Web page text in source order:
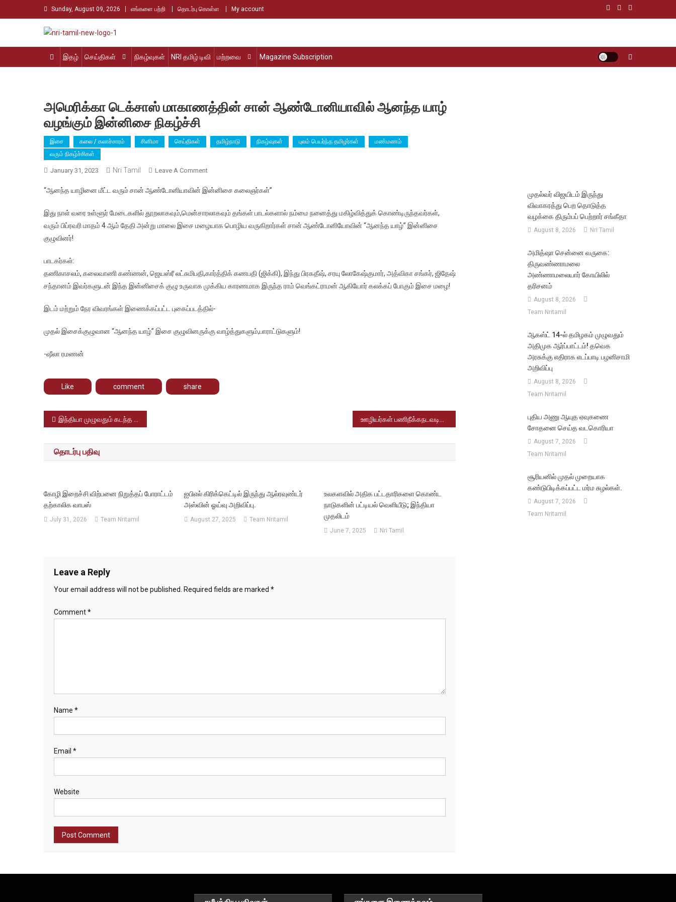
to
Sunday, August 09, 2026 எங்களை பற்றி தொடர்பு கொள்ள My account
Nri Tamil
உலக தமிழர்களின் உரத்த குரல்
இதழ்
செய்திகள் நிகழ்வுகள் NRI தமிழ் டிவி மற்றவை Magazine Subscription
அமெரிக்கா டெக்சாஸ் மாகாணத்தின் சான் ஆண்டோனியாவில் ஆனந்த யாழ்
வழங்கும் இன்னிசை நிகழ்ச்சி
இசை கலை / கலாச்சாரம் சினிமா செய்திகள் தமிழ்நாடு நிகழ்வுகள் புலம் பெயர்ந்த தமிழர்கள்
மண்மணம்
வரும் நிகழ்ச்சிகள்
January 31, 2023 Nri Tamil Leave A CommentOn
டெக்சாஸ்
சான்
ஆண்டோனியாவில்
இன்னிசை
நிகழ்ச்சி
“ஆனந்த யாழினை மீட்ட வரும் சான் ஆண்டோனியாவின் இன்னிசை கலைஞர்கள்”
இது நாள் வரை உள்ளூர் மேடைகளில் தூறலாகவும்,மென்சாரலாகவும் தங்கள் பாடல்களால் நம்மை நனைத்து மகிழ்வித்துக் கொண்டிருந்தவர்கள்,
வரும் பிப்ரவரி மாதம் 4 ஆம் தேதி அன்று மாலை இசை மழையாக பொழிய வருகிறார்கள் சான் ஆண்டோனியோவின் “ஆனந்த யாழ்” இன்னிசை
குழுவினர்!
பாடகர்கள்:
தணிகாசலம், கலைவாணி கண்ணன், ஜெயஸ்ரீ லட்சுமிபதி,கார்த்திக் கணபதி (ஜிக்கி), இந்து பிரகதீஷ், சரயு லோகேஷ்குமார், அத்விகா சங்கர், ஜிதேஷ்
சந்தானம் இவர்களுடன் இந்த இன்னிசைக் குழு உருவாக முக்கிய காரணமாக இருந்த ராம் வெங்கட்ராமன் ஆகியோர் கலக்கப் போகும் இசை மழை!
இடம் மற்றும் நேர விவரங்கள் இணைக்கப்பட்ட புகைப்படத்தில்-
முதல் இசைக்குழுவான “ஆனந்த யாழ்” இசை குழுவினருக்கு வாழ்த்துகளும்,பாராட்டுகளும்!
-ஷீலா ரமணன்
Like comment share
Post
navigation
இந்தியா முழுவதும் கடந்த ஆண்டு 2022ல் 165 மரண தண்டனைகள் – ஓர் அதிர்ச்சி ரிப்போர்ட்
தொடர்பு பதிவு
கோழி இறைச்சி விற்பனை நிறுத்தப் போராட்டம்
தற்காலிக வாபஸ்
July 31, 2026 Team Nritamil
ஐபிஎல் கிரிக்கெட்டில் இருந்து ஆல்ரவுண்டர்
அஸ்வின் ஓய்வு அறிவிப்பு.
August 27, 2025 Team Nritamil
உலகளவில் அதிக பட்டதாரிகளை கொண்ட
நாடுகளின் பட்டியல் வெளியீடு; இந்தியா
முதலிடம்
June 7, 2025 Nri Tamil
Leave a Reply
Your email address will not be published. Required fields are marked *
Comment*
Name *
Email *
Website
முதல்வர் விஜயிடம் இருந்து
விவாகரத்து பெற தொடுத்த
வழக்கை திரும்பப் பெற்றார் சங்கீதா
August 8, 2026 Nri Tamil
அமித்ஷா சென்னை வருகை:
திருவண்ணாமலை
அண்ணாமலையார் கோயிலில்
தரிசனம்
August 8, 2026
Team Nritamil
ஆகஸ்ட் 14-ல் தமிழகம் முழுவதும்
அதிமுக ஆர்ப்பாட்டம்! தவெக
அரசுக்கு எதிராக எடப்பாடி பழனிசாமி
அறிவிப்பு
August 8, 2026
Team Nritamil
புதிய அணு ஆயுத ஏவுகணை
சோதனை செய்த வடகொரியா
August 7, 2026
Team Nritamil
சூரியனில் முதல் முறையாக
கண்டுபிடிக்கப்பட்ட மர்ம சுழல்கள்.
August 7, 2026
Team Nritamil